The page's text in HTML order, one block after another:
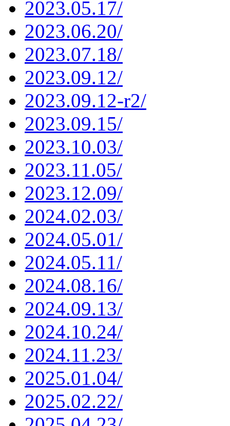
2023.05.17/
2023.06.20/
2023.07.18/
2023.09.12/
2023.09.12-r2/
2023.09.15/
2023.10.03/
2023.11.05/
2023.12.09/
2024.02.03/
2024.05.01/
2024.05.11/
2024.08.16/
2024.09.13/
2024.10.24/
2024.11.23/
2025.01.04/
2025.02.22/